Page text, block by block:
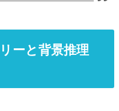
ーと背景推理